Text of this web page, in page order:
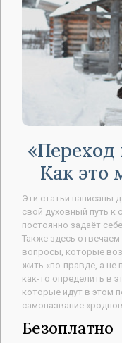
Переход
Как это
Эти статьи написаны
свой духовный путь к
постоянно задаёт
Также здесь
вопросы, которые
жить «по-правде, а не
как-то определить в
которые идут в этом
самоназвание
Безоплатно